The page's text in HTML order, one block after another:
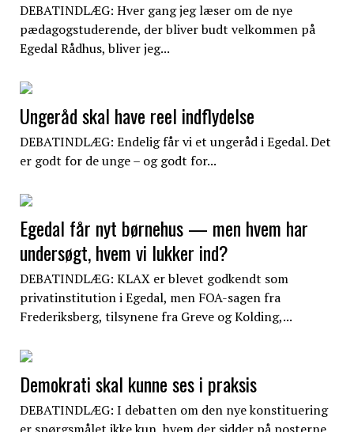
DEBATINDLÆG: Hver gang jeg læser om de nye
pædagogstuderende, der bliver budt velkommen på
Egedal Rådhus, bliver jeg...
Ungeråd skal have reel indflydelse
DEBATINDLÆG: Endelig får vi et ungeråd i Egedal. Det
er godt for de unge – og godt for...
Egedal får nyt børnehus — men hvem har
undersøgt, hvem vi lukker ind?
DEBATINDLÆG: KLAX er blevet godkendt som
privatinstitution i Egedal, men FOA-sagen fra
Frederiksberg, tilsynene fra Greve og Kolding,...
Demokrati skal kunne ses i praksis
DEBATINDLÆG: I debatten om den nye konstituering